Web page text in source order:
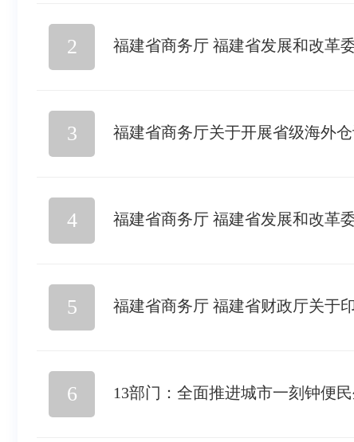
2 福建省商务厅 福建省发展和改革
3 福建省商务厅关于开展省级海外
4 福建省商务厅 福建省发展和改革
5 福建省商务厅 福建省财政厅关于
6 13部门：全面推进城市一刻钟便